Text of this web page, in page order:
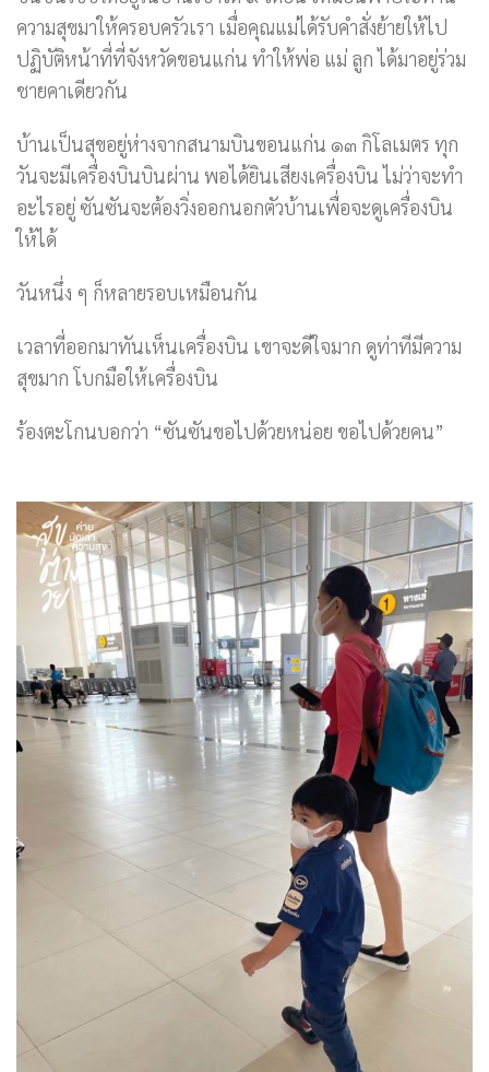
ความสุขมาให้ครอบครัวเรา เมื่อคุณแม่ได้รับคำสั่งย้ายให้ไป
ปฏิบัติหน้าที่ที่จังหวัดขอนแก่น ทำให้พ่อ แม่ ลูก ได้มาอยู่ร่วม
ชายคาเดียวกัน
บ้านเป็นสุขอยู่ห่างจากสนามบินขอนแก่น ๑๓ กิโลเมตร ทุก
วันจะมีเครื่องบินบินผ่าน พอได้ยินเสียงเครื่องบิน ไม่ว่าจะทำ
อะไรอยู่ ซันซันจะต้องวิ่งออกนอกตัวบ้านเพื่อจะดูเครื่องบิน
ให้ได้
วันหนึ่ง ๆ ก็หลายรอบเหมือนกัน
เวลาที่ออกมาทันเห็นเครื่องบิน เขาจะดีใจมาก ดูท่าทีมีความ
สุขมาก โบกมือให้เครื่องบิน
ร้องตะโกนบอกว่า “ซันซันขอไปด้วยหน่อย ขอไปด้วยคน”